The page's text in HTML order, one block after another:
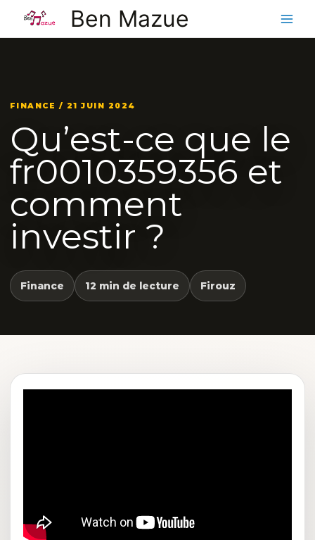
contenu
Ben Mazue
FINANCE / 21 JUIN 2024
Qu’est-ce que le
fr0010359356 et
comment
investir ?
Finance 12 min de lecture Firouz